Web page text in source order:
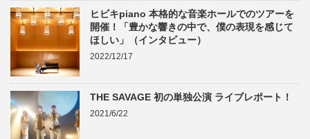
ヒビキpiano 本格的な音楽ホールでのツアーを
開催！「豊かな響きの中で、僕の表現を感じて
ほしい」（インタビュー）
2022/12/17
THE SAVAGE 初の単独公演 ライブレポート！
2021/6/22